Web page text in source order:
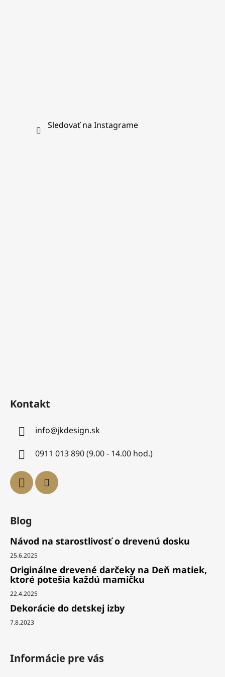
Sledovať na Instagrame
Kontakt
info@jkdesign.sk
0911 013 890 (9.00 - 14.00 hod.)
Blog
Návod na starostlivosť o drevenú dosku
25.6.2025
Originálne drevené darčeky na Deň matiek,
ktoré potešia každú mamičku
22.4.2025
Dekorácie do detskej izby
7.8.2023
Informácie pre vás